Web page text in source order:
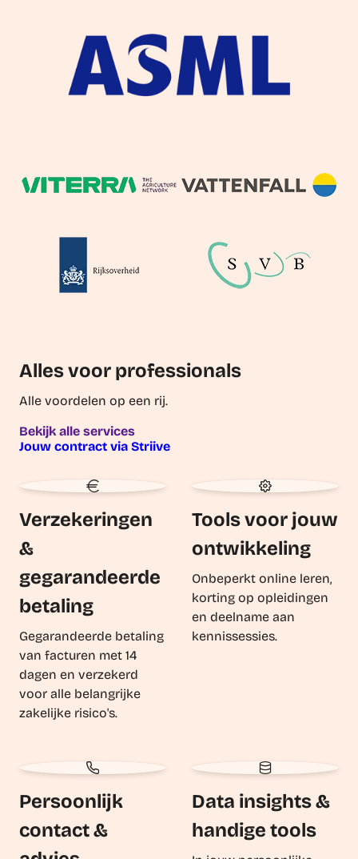
Alles voor professionals
Alle voordelen op een rij.
Bekijk alle services
Jouw contract via Striive
Verzekeringen
&
gegarandeerde
betaling
Gegarandeerde betaling
van facturen met 14
dagen en verzekerd
voor alle belangrijke
zakelijke risico's.
Tools voor jouw
ontwikkeling
Onbeperkt online leren,
korting op opleidingen
en deelname aan
kennissessies.
Persoonlijk
contact &
Data insights &
handige tools